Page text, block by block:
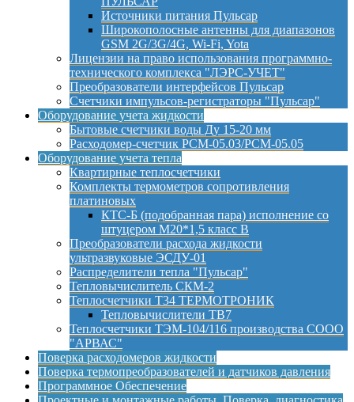
Источники питания Пульсар
Широкополосные антенны для диапазонов
GSM 2G/3G/4G, Wi-Fi, Yota
Лицензии на право использования программно-
технического комплекса "ЛЭРС-УЧЕТ"
Преобразователи интерфейсов Пульсар
Счетчики импульсов-регистраторы "Пульсар"
Оборудование учета жидкости
Бытовые счетчики воды Ду 15-20 мм
Расходомер-счетчик РСМ-05.03/РСМ-05.05
Оборудование учета тепла
Квартирные теплосчетчики
Комплекты термометров сопротивления
платиновых
КТС-Б (подобранная пара) исполнение со
штуцером М20*1,5 класс B
Преобразователи расхода жидкости
ультразвуковые ЭСДУ-01
Распределители тепла "Пульсар"
Тепловычислитель СКМ-2
Теплосчетчики Т34 ТЕРМОТРОНИК
Тепловычислители ТВ7
Теплосчетчики ТЭМ-104/116 производства СООО
"АРВАС"
Поверка расходомеров жидкости
Поверка термопреобразователей и датчиков давления
Программное Обеспечение